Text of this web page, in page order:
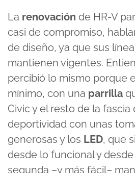
La renovación de HR-V
casi de compromiso,
de diseño, ya que sus
mantienen vigentes.
percibió lo mismo porque
mínimo, con una parrilla
Civic y el resto de la
deportividad con unas
generosas y los LED, que
desde lo funcional y
segunda –y más fácil–